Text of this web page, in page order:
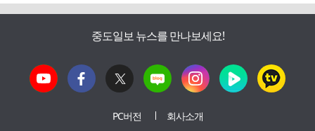
중도일보 뉴스를 만나보세요!
PC버전 회사소개